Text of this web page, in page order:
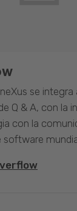
se
Q & A, con la
con la
software